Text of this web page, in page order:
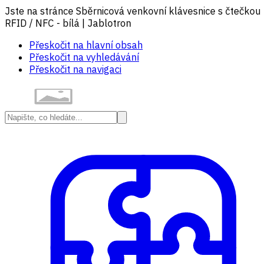
Jste na stránce Sběrnicová venkovní klávesnice s čtečkou
RFID / NFC - bílá | Jablotron
Přeskočit na hlavní obsah
Přeskočit na vyhledávání
Přeskočit na navigaci